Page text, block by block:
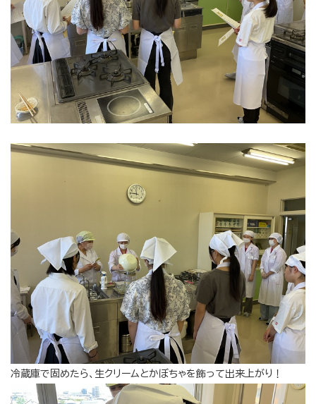
冷蔵庫で固めたら、生クリームとかぼちゃを飾って出来上がり！